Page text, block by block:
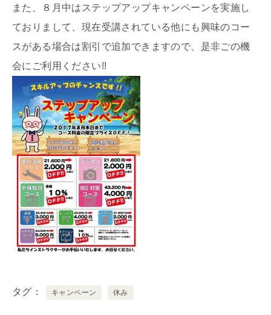
また、８月中はステップアップキャンペーンを実施し
ておりまして、現在受講されている他にも興味のコー
スがある場合は割引で追加できますので、是非ごの機
会にご利用ください!!
タグ キャンペーン 休み